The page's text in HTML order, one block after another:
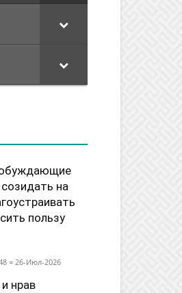
на
пользу
= 26-Июл-2026
нрав